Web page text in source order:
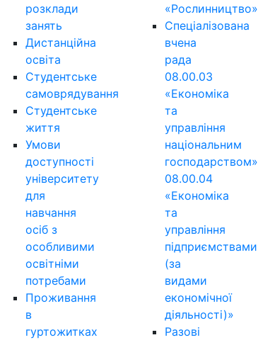
розклади
занять
Дистанційна
освіта
Студентське
самоврядування
Студентське
життя
Умови
доступності
університету
для
навчання
осіб з
особливими
освітніми
потребами
Проживання
в
гуртожитках
«Рослинництво»
Спеціалізована
вчена
рада
08.00.03
«Економіка
та
управління
національним
господарством»
08.00.04
«Економіка
та
управління
підприємствами
(за
видами
економічної
діяльності)»
Разові